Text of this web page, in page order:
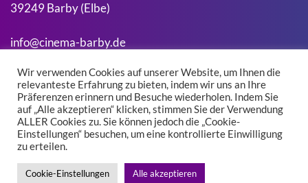
39249 Barby (Elbe)
info@cinema-barby.de
Suchen
Suchen
Impressum
Wir verwenden Cookies auf unserer Website, um Ihnen die
relevanteste Erfahrung zu bieten, indem wir uns an Ihre
Präferenzen erinnern und Besuche wiederholen. Indem Sie
auf „Alle akzeptieren“ klicken, stimmen Sie der Verwendung
ALLER Cookies zu. Sie können jedoch die „Cookie-
Einstellungen“ besuchen, um eine kontrollierte Einwilligung
zu erteilen.
Cookie-Einstellungen Alle akzeptieren